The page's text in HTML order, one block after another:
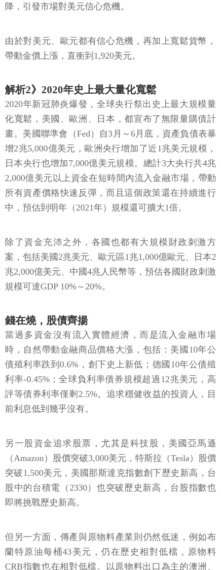
降，引發市場對美元信心危機。
由於對美元、歐元都有信心危機，再加上寬鬆貨幣，
帶動金價上漲，直衝到1,920美元。
解析2》2020年史上最大量化寬鬆
2020年新冠肺炎爆發，全球央行祭出史上最大規模量
化寬鬆，美國、歐洲、日本，都宣布了無限量購債計
畫。美國聯準會（Fed）自3月～6月底，資產負債表暴
增2兆5,000億美元，歐洲央行增加了近1兆美元規模，
日本央行也增加7,000億美元規模。總計3大央行共4兆
2,000億美元以上資金在短時間內流入金融市場，帶動
所有資產價格快速反彈，而且這個政策還在持續進行
中，預估到明年（2021年）規模還可擴大1倍。
除了資金充沛之外，各國也都有大規模財政刺激方
案，包括美國2兆美元、歐元區1兆1,000億歐元、日本2
兆2,000億美元、中國4兆人民幣等，預估各國財政刺激
規模可達GDP 10%～20%。
錢在燒，股債齊揚
當過多資金沒有流入實體經濟，而是流入金融市場
時，自然帶動金融商品價格大漲，包括：美國10年公
債殖利率跌到0.6%，創下史上新低；德國10年公債殖
利率-0.45%；全球負利率債券規模超過12兆美元，高
評等債券利率僅剩2.5%。追求穩健收益的投資人，目
前利息低到幾乎沒有。
另一股資金追求股票，尤其是科技股，美國亞馬遜
（Amazon）股價突破3,000美元，特斯拉（Tesla）股價
突破1,500美元，美國那斯達克指數創下歷史新高，台
股中的台積電（2330）也突破歷史新高，台股指數也
即將挑戰歷史新高。
但另一方面，傳產與原物料產業則仍然低迷，例如布
蘭特原油每桶43美元，仍在歷史相對低檔，原物料
CRB指數也在相對低檔。以原物料出口為主的澳洲、